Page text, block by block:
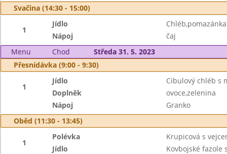
Svačina (14:30 - 15:00)
1
Jídlo
Nápoj
čaj
Menu
Chod
Středa 31. 5. 2023
Přesnídávka (9:00 - 9:30)
1
Jídlo
Cibulový chléb s
Doplněk
ovoce,zelenina
Nápoj
Granko
Oběd (11:30 - 13:45)
1
Polévka
Krupicová s
Jídlo
Kovbojské fazole